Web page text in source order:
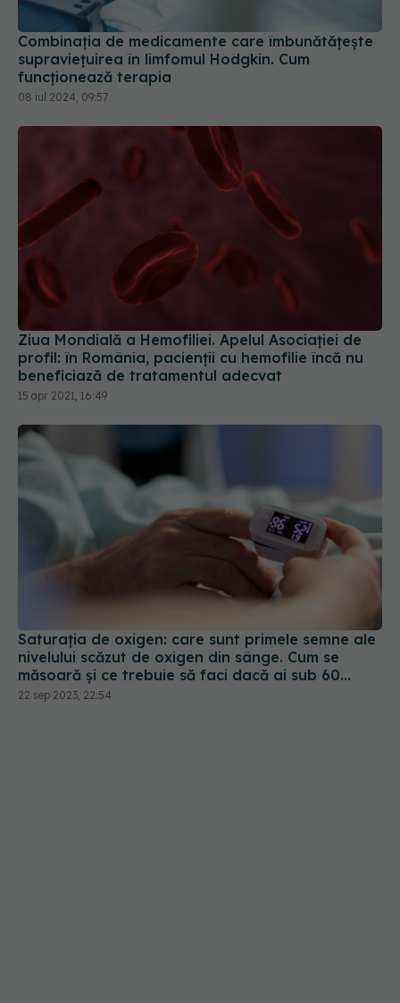
Combinația de medicamente care îmbunătățește
supraviețuirea în limfomul Hodgkin. Cum
funcționează terapia
08 iul 2024, 09:57
Ziua Mondială a Hemofiliei. Apelul Asociației de
profil: în România, pacienţii cu hemofilie încă nu
beneficiază de tratamentul adecvat
15 apr 2021, 16:49
Saturația de oxigen: care sunt primele semne ale
nivelului scăzut de oxigen din sânge. Cum se
măsoară și ce trebuie să faci dacă ai sub 60
mmHG
22 sep 2023, 22:54